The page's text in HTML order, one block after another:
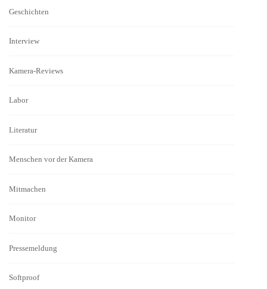
Geschichten
Interview
Kamera-Reviews
Labor
Literatur
Menschen vor der Kamera
Mitmachen
Monitor
Pressemeldung
Softproof